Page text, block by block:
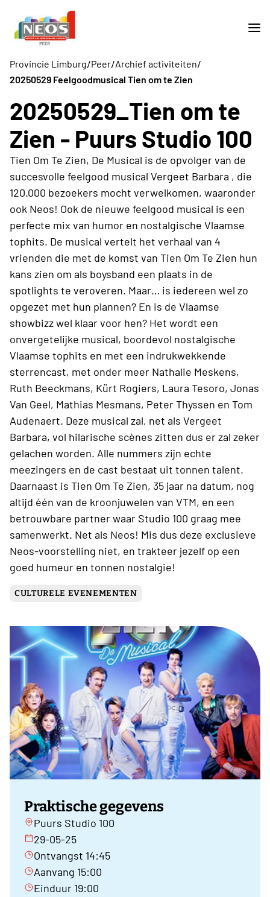
Provincie Limburg/Peer/Archief activiteiten/
20250529 Feelgoodmusical Tien om te Zien
20250529_Tien om te
Zien - Puurs Studio 100
Tien Om Te Zien, De Musical is de opvolger van de
succesvolle feelgood musical Vergeet Barbara , die
120.000 bezoekers mocht verwelkomen, waaronder
ook Neos! Ook de nieuwe feelgood musical is een
perfecte mix van humor en nostalgische Vlaamse
tophits. De musical vertelt het verhaal van 4
vrienden die met de komst van Tien Om Te Zien hun
kans zien om als boysband een plaats in de
spotlights te veroveren. Maar… is iedereen wel zo
opgezet met hun plannen? En is de Vlaamse
showbizz wel klaar voor hen? Het wordt een
onvergetelijke musical, boordevol nostalgische
Vlaamse tophits en met een indrukwekkende
sterrencast, met onder meer Nathalie Meskens,
Ruth Beeckmans, Kürt Rogiers, Laura Tesoro, Jonas
Van Geel, Mathias Mesmans, Peter Thyssen en Tom
Audenaert. Deze musical zal, net als Vergeet
Barbara, vol hilarische scènes zitten dus er zal zeker
gelachen worden. Alle nummers zijn echte
meezingers en de cast bestaat uit tonnen talent.
Daarnaast is Tien Om Te Zien, 35 jaar na datum, nog
altijd één van de kroonjuwelen van VTM, en een
betrouwbare partner waar Studio 100 graag mee
samenwerkt. Net als Neos! Mis dus deze exclusieve
Neos-voorstelling niet, en trakteer jezelf op een
goed humeur en tonnen nostalgie!
CULTURELE EVENEMENTEN
Praktische gegevens
Puurs Studio 100
29-05-25
Ontvangst 14:45
Aanvang 15:00
Einduur 19:00